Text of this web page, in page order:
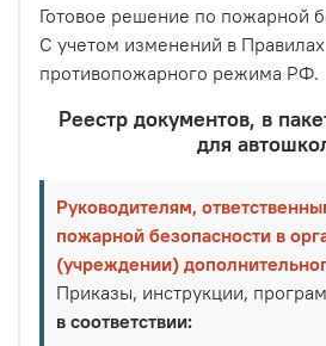
Готовое решение по пожарной
С учетом изменений в Правилах
противопожарного режима РФ.
Реестр документов, в
для
Руководителям,
пожарной безопасности в
(учреждении)
Приказы, инструкции,
в соответствии: